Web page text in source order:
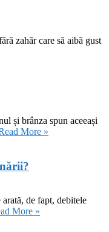
zahăr care să aibă gust
și brânza spun aceeași
More »
de fapt, debitele
More »